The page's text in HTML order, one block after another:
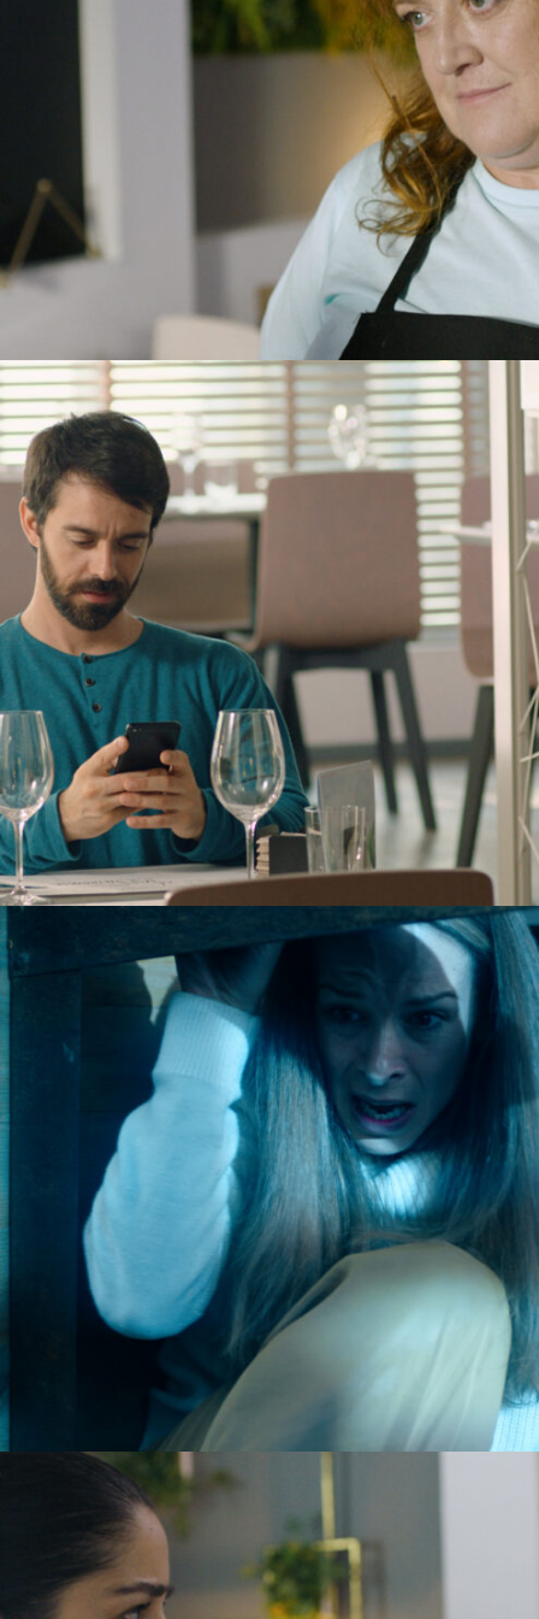
Su corto documental “Por la flor de la canela”
2012, ha sido preseleccionado al Goya en su
28 edición y cuenta con mas de cincuenta
selecciones en festivales nacionales e
internacionales superando la veintena de
premios. “Encarna viva” 2013, ha viajado
al rededor del mundo participando en mas
de cincuenta festivales nacionales
y extranjeros. “Cefalea” estrenó en el verano
del 2015 a través del Catálogo Jara 2015 y se
realizó con la colaboración de la Ayuda a la
Producción de Cortometrajes
sobre Proyecto de la Junta de Extremadura
2014. Ha tenido una gran acogida en
festivales nacionales e internacionales (mas
de sesenta festivales y superando la
veintena de premios).
Su último cortometraje de ficción “TQ” ha
sido uno de los beneficiarios de la “Ayuda a
la Producción de Cortometrajes sobre
Proyecto 2019 de la Junta de Extremadura”,
donde es productora, guionista, montadora y
directora. El cortometraje se encuentra en
fase de postproducción y espera estrenar a
principios de 2020.